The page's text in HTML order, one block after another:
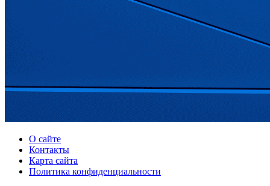
О сайте
Контакты
Карта сайта
Политика конфиденциальности